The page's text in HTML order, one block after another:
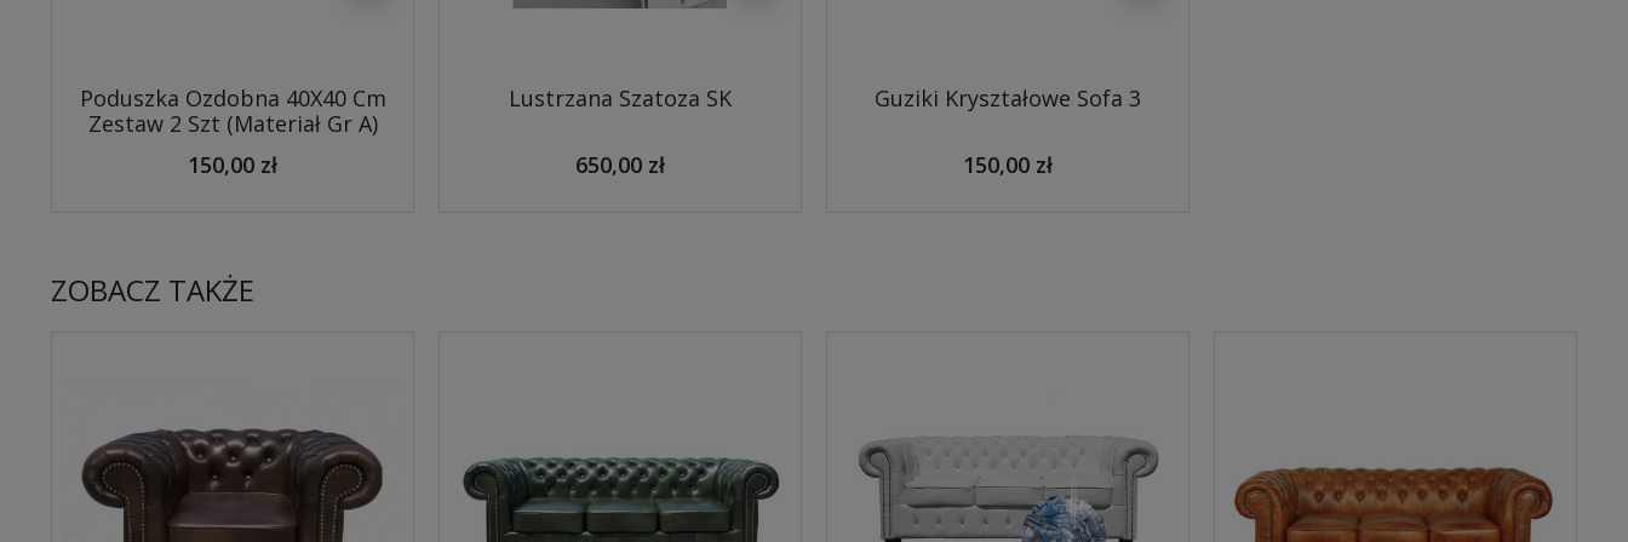
Poduszka Ozdobna 40X40 Cm
Zestaw 2 Szt (Materiał Gr A)
150,00 zł
Lustrzana Szatoza SK
650,00 zł
Guziki Kryształowe Sofa 3
150,00 zł
ZOBACZ TAKŻE